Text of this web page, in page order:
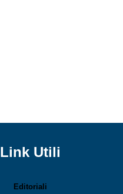
Link Utili
Editoriali